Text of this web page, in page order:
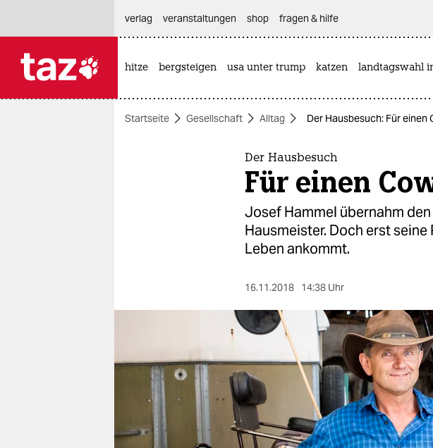
themen
wahrheit
verlag
verlag
verlag
veranstaltungen shop fragen & hilfe
hitze bergsteigen usa unter trump katzen landtagswahl
Startseite Gesellschaft Alltag Der Hausbesuch: Für einen
Der Hausbesuch
Für einen
Josef Hammel übernahm
Hausmeister. Doch erst
Leben ankommt.
16.11.2018 14:38 Uhr